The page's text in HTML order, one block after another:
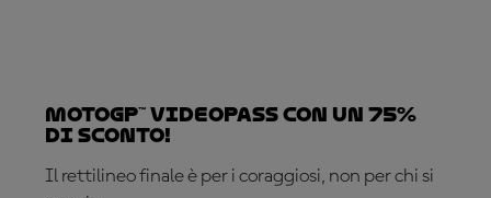
MotoGP™ VideoPass con un 75%
di sconto!
Il rettilineo finale è per i coraggiosi, non per chi si